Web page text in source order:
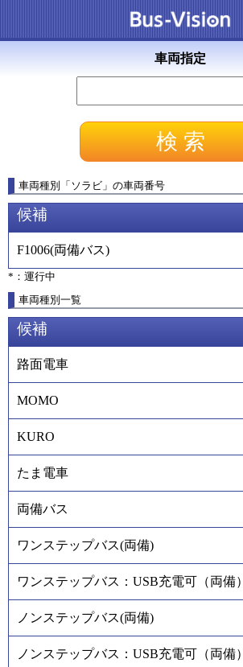
車両指定
車両種別 「 ソラビ 」 の車両番号
候補
F1006(両備バス)
*：運行中
車両種別一覧
候補
路面電車
MOMO
KURO
たま電車
両備バス
ワンステップバス(両備)
ワンステップバス：USB充電可（両備）
ノンステップバス(両備)
ノンステップバス：USB充電可（両備）